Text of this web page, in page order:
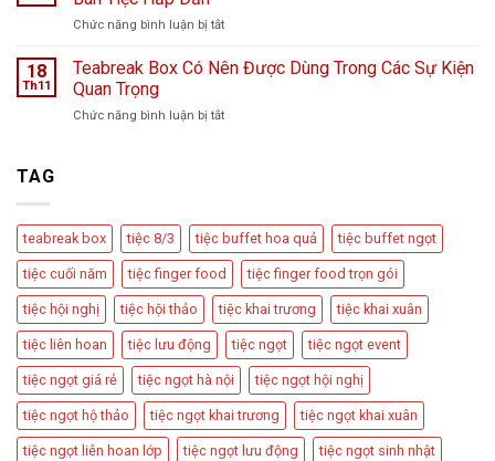
Cầu
Perfume
Tiệc
Đãi
Ngọt
Chức năng bình luận bị tắtở
Loại
Trà
Kế
Bàn
Tiệc
Hấp
Dẫn
18
Th11
Teabreak Box Có Nên Được Dùng Trong Các Sự Kiện
Quan Trọng
Chức năng bình luận bị tắtở
Dùng
Trong
Các
Sự
Kiện
Quan
Trọng
TAG
teabreak box tiệc 8/3 tiệc buffet hoa quả tiệc buffet ngọt
tiệc cuối năm tiệc finger food tiệc finger food trọn gói
tiệc hội nghị tiệc hội thảo tiệc khai trương tiệc khai xuân
tiệc liên hoan tiệc lưu động tiệc ngọt tiệc ngọt event
tiệc ngọt giá rẻ tiệc ngọt hà nội tiệc ngọt hội nghị
tiệc ngọt hộ thảo tiệc ngọt khai trương tiệc ngọt khai xuân
tiệc ngọt liên hoan lớp tiệc ngọt lưu động tiệc ngọt sinh nhật